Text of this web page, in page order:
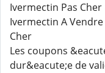
Ivermectin Pas
Ivermectin A
Cher
Les coupons
dur&eacute;e de